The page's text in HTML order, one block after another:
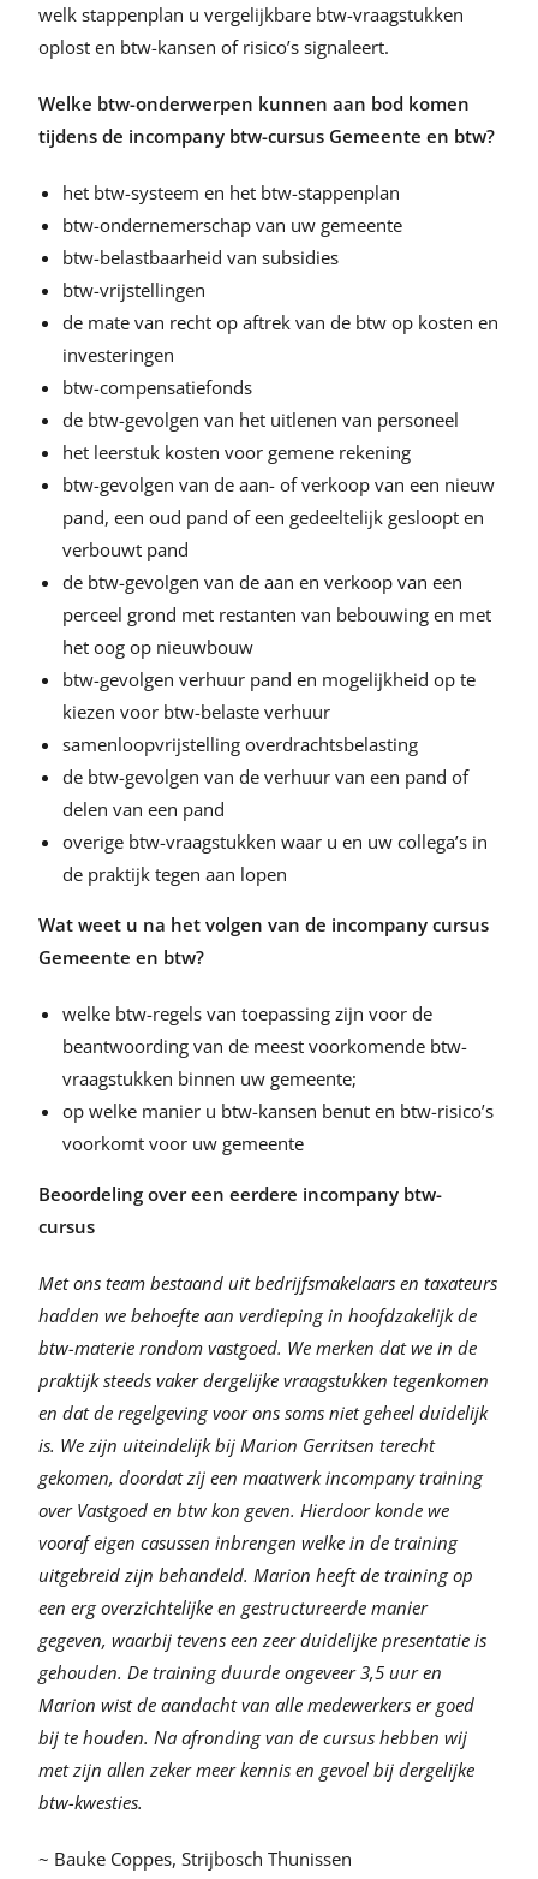
welk stappenplan u vergelijkbare btw-vraagstukken
oplost en btw-kansen of risico’s signaleert.
Welke btw-onderwerpen kunnen aan bod komen
tijdens de incompany btw-cursus Gemeente en btw?
het btw-systeem en het btw-stappenplan
btw-ondernemerschap van uw gemeente
btw-belastbaarheid van subsidies
btw-vrijstellingen
de mate van recht op aftrek van de btw op kosten en
investeringen
btw-compensatiefonds
de btw-gevolgen van het uitlenen van personeel
het leerstuk kosten voor gemene rekening
btw-gevolgen van de aan- of verkoop van een nieuw
pand, een oud pand of een gedeeltelijk gesloopt en
verbouwt pand
de btw-gevolgen van de aan en verkoop van een
perceel grond met restanten van bebouwing en met
het oog op nieuwbouw
btw-gevolgen verhuur pand en mogelijkheid op te
kiezen voor btw-belaste verhuur
samenloopvrijstelling overdrachtsbelasting
de btw-gevolgen van de verhuur van een pand of
delen van een pand
overige btw-vraagstukken waar u en uw collega’s in
de praktijk tegen aan lopen
Wat weet u na het volgen van de incompany cursus
Gemeente en btw?
welke btw-regels van toepassing zijn voor de
beantwoording van de meest voorkomende btw-
vraagstukken binnen uw gemeente;
op welke manier u btw-kansen benut en btw-risico’s
voorkomt voor uw gemeente
Beoordeling over een eerdere incompany btw-
cursus
Met ons team bestaand uit bedrijfsmakelaars en taxateurs
hadden we behoefte aan verdieping in hoofdzakelijk de
btw-materie rondom vastgoed. We merken dat we in de
praktijk steeds vaker dergelijke vraagstukken tegenkomen
en dat de regelgeving voor ons soms niet geheel duidelijk
is. We zijn uiteindelijk bij Marion Gerritsen terecht
gekomen, doordat zij een maatwerk incompany training
over Vastgoed en btw kon geven. Hierdoor konde we
vooraf eigen casussen inbrengen welke in de training
uitgebreid zijn behandeld. Marion heeft de training op
een erg overzichtelijke en gestructureerde manier
gegeven, waarbij tevens een zeer duidelijke presentatie is
gehouden. De training duurde ongeveer 3,5 uur en
Marion wist de aandacht van alle medewerkers er goed
bij te houden. Na afronding van de cursus hebben wij
met zijn allen zeker meer kennis en gevoel bij dergelijke
btw-kwesties.
~ Bauke Coppes, Strijbosch Thunissen